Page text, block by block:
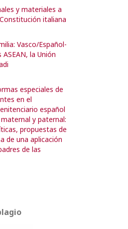
y materiales a
italiana
Vasco/Español-
la Unión
especiales de
en el
español
y paternal:
propuestas de
de una aplicación
de las